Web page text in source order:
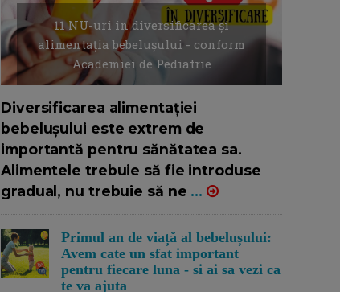
11 NU-uri in diversificarea și
alimentația bebelușului - conform
Academiei de Pediatrie
Diversificarea alimentației
bebelușului este extrem de
importantă pentru sănătatea sa.
Alimentele trebuie să fie introduse
gradual, nu trebuie să ne ...
Primul an de viață al bebelușului:
Avem cate un sfat important
pentru fiecare luna - si ai sa vezi ca
te va ajuta